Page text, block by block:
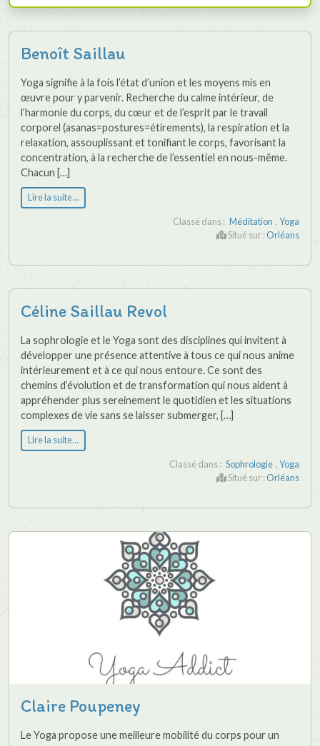
Benoît Saillau
Yoga signifie à la fois l’état d’union et les moyens mis en
œuvre pour y parvenir. Recherche du calme intérieur, de
l’harmonie du corps, du cœur et de l’esprit par le travail
corporel (asanas=postures=étirements), la respiration et la
relaxation, assouplissant et tonifiant le corps, favorisant la
concentration, à la recherche de l’essentiel en nous-même.
Chacun […]
Lire la suite…
Classé dans : Méditation ,Yoga
Situé sur :Orléans
Céline Saillau Revol
La sophrologie et le Yoga sont des disciplines qui invitent à
développer une présence attentive à tous ce qui nous anime
intérieurement et à ce qui nous entoure. Ce sont des
chemins d’évolution et de transformation qui nous aident à
appréhender plus sereinement le quotidien et les situations
complexes de vie sans se laisser submerger, […]
Lire la suite…
Classé dans : Sophrologie ,Yoga
Situé sur :Orléans
Claire Poupeney
Le Yoga propose une meilleure mobilité du corps pour un